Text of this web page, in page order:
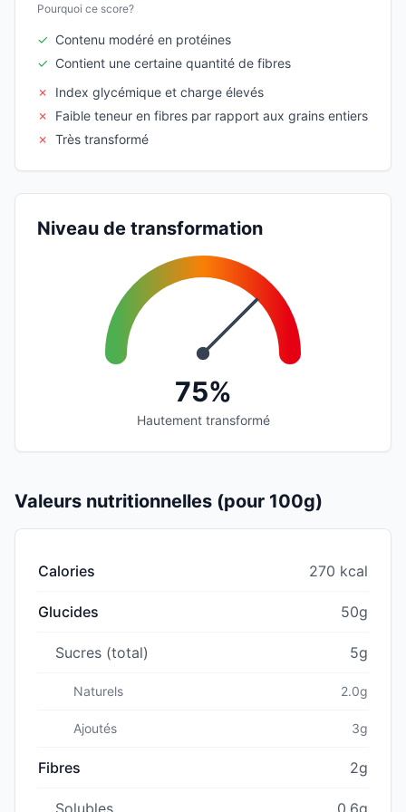
Pourquoi ce score?
✓ Contenu modéré en protéines
✓ Contient une certaine quantité de fibres
✗
Index glycémique et charge élevés
✗
Faible teneur en fibres par rapport aux grains entiers
✗ Très transformé
Niveau de transformation
75%
Hautement transformé
Valeurs nutritionnelles (pour 100g)
Calories 270 kcal
Glucides 50g
Sucres (total) 5g
Naturels 2.0g
Ajoutés 3g
Fibres 2g
Solubles 0.6g